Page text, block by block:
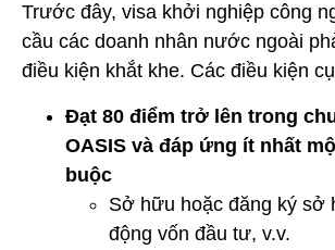
Trước đây, visa khởi nghiệp công
cầu các doanh nhân nước ngoài
điều kiện khắt khe. Các điều kiện
Đạt 80 điểm trở lên trong
OASIS và đáp ứng ít nhất
buộc
Sở hữu hoặc đăng ký sở
động vốn đầu tư, v.v.